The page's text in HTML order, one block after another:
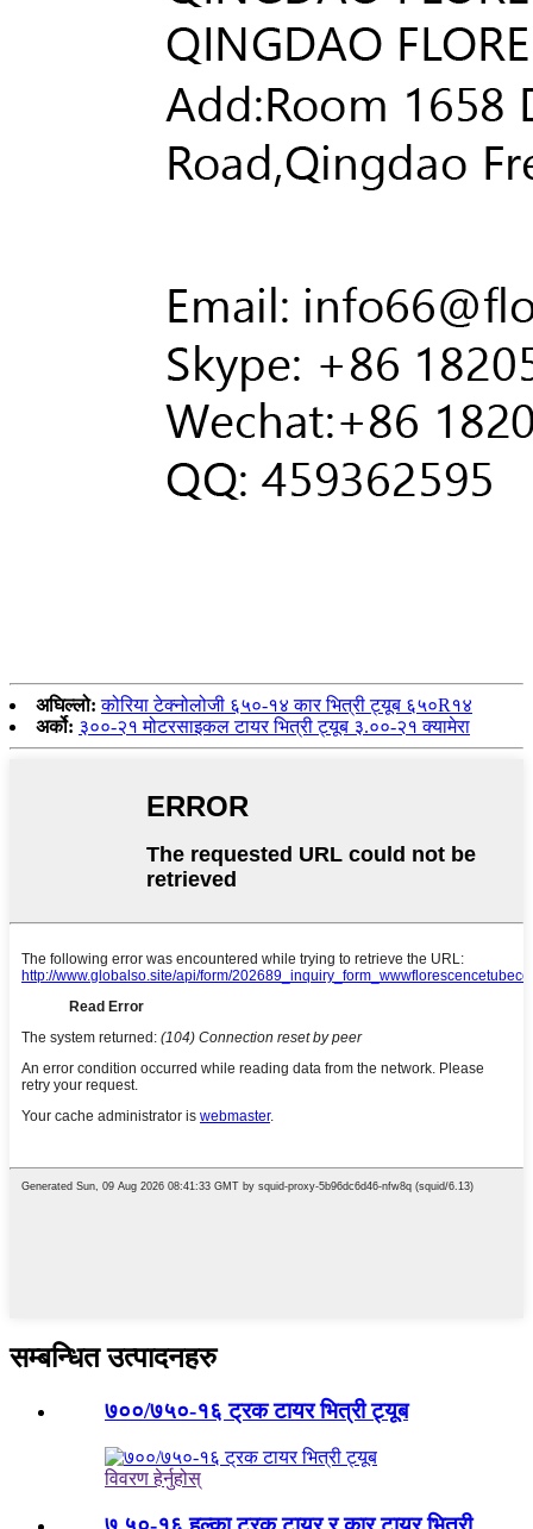
अघिल्लो: कोरिया टेक्नोलोजी ६५०-१४ कार भित्री ट्यूब ६५०R१४
अर्को: ३००-२१ मोटरसाइकल टायर भित्री ट्यूब ३.००-२१ क्यामेरा
सम्बन्धित उत्पादनहरु
७००/७५०-१६ ट्रक टायर भित्री ट्यूब
विवरण हेर्नुहोस्